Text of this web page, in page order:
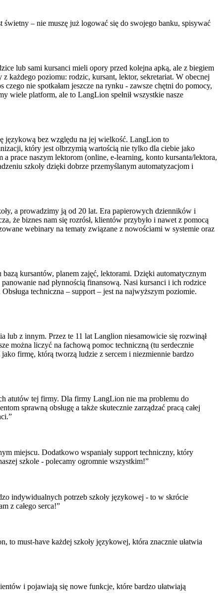
– nie muszę już logować się do swojego banku, spisywać
lub sami kursanci mieli opory przed kolejna apką, ale z biegiem
każdego poziomu: rodzic, kursant, lektor, sekretariat. W obecnej
nie spotkałam jeszcze na rynku - zawsze chętni do pomocy,
wiele platform, ale to LangLion spełnił wszystkie nasze
językową bez względu na jej wielkość. LangLion to
który jest olbrzymią wartością nie tylko dla ciebie jako
prace naszym lektorom (online, e-learning, konto kursanta/lektora,
szkoły dzięki dobrze przemyślanym automatyzacjom i
a prowadzimy ją od 20 lat. Era papierowych dzienników i
że biznes nam się rozrósł, klientów przybyło i nawet z pomocą
webinary na tematy związane z nowościami w systemie oraz
kursantów, planem zajęć, lektorami. Dzięki automatycznym
nad płynnością finansową. Nasi kursanci i ich rodzice
techniczna – support – jest na najwyższym poziomie.
lub z innym. Przez te 11 lat Langlion niesamowicie się rozwinął
można liczyć na fachową pomoc techniczną (tu serdecznie
firmę, którą tworzą ludzie z sercem i niezmiennie bardzo
atutów tej firmy. Dla firmy LangLion nie ma problemu do
sprawną obsługę a także skutecznie zarządzać pracą całej
miejscu. Dodatkowo wspaniały support techniczny, który
szkole - polecamy ogromnie wszystkim!”
indywidualnych potrzeb szkoły językowej - to w skrócie
z całego serca!”
to must-have każdej szkoły językowej, która znacznie ułatwia
i pojawiają się nowe funkcje, które bardzo ułatwiają